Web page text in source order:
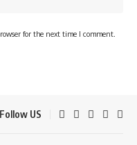
for the next time I comment.
Follow US